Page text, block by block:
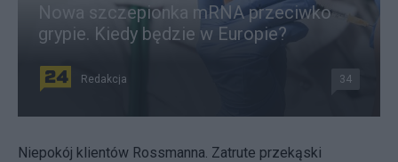
Nowa szczepionka mRNA przeciwko
grypie. Kiedy będzie w Europie?
Redakcja 34
Niepokój klientów Rossmanna. Zatrute przekąski